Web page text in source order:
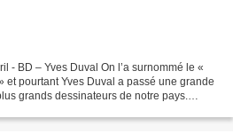
- BD – Yves Duval On l’a surnommé le «
et pourtant Yves Duval a passé une grande
grands dessinateurs de notre pays.